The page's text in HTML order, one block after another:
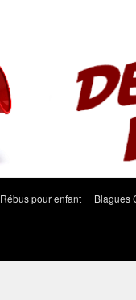
Rébus pour enfant Blagues